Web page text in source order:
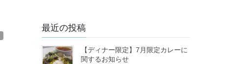
最近の投稿
【ディナー限定】7月限定カレーに
関するお知らせ